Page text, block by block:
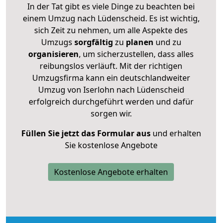
In der Tat gibt es viele Dinge zu beachten bei
einem Umzug nach Lüdenscheid. Es ist wichtig,
sich Zeit zu nehmen, um alle Aspekte des
Umzugs sorgfältig zu planen und zu
organisieren, um sicherzustellen, dass alles
reibungslos verläuft. Mit der richtigen
Umzugsfirma kann ein deutschlandweiter
Umzug von Iserlohn nach Lüdenscheid
erfolgreich durchgeführt werden und dafür
sorgen wir.
Füllen Sie jetzt das Formular ausund erhalten
Sie kostenlose Angebote
Kostenlose Angebote erhalten